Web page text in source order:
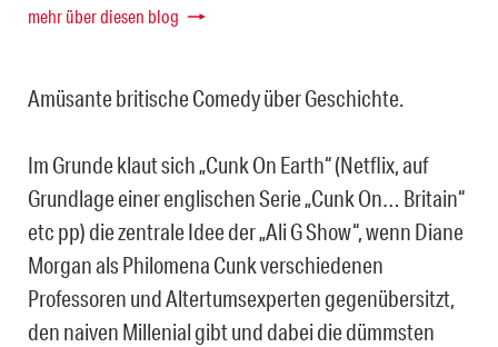
mehr über diesen blog
Amüsante britische Comedy über Geschichte.
Im Grunde klaut sich „Cunk On Earth“ (Netflix, auf
Grundlage einer englischen Serie „Cunk On… Britain“
etc pp) die zentrale Idee der „Ali G Show“, wenn Diane
Morgan als Philomena Cunk verschiedenen
Professoren und Altertumsexperten gegenübersitzt,
den naiven Millenial gibt und dabei die dümmsten